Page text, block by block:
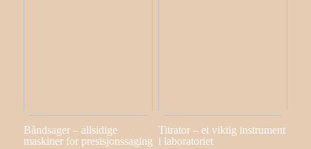
Båndsager – allsidige
maskiner for presisjonssaging
Titrator – et viktig instrument
i laboratoriet